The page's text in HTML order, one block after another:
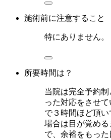
施術前に注意すること
特にありません。
所要時間は？
当院は完全予約
った対応をさせ
で３時間ほど頂
場合は目が覚め
で、余裕をもっ